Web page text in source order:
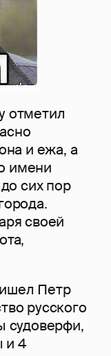
отметил
и ежа, а
имени
сих пор
своей
Петр
русского
судоверфи,
и 4